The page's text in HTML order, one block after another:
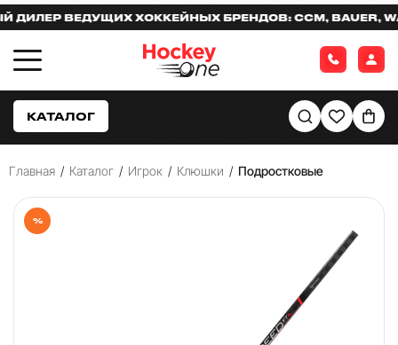
ВЕДУЩИХ ХОККЕЙНЫХ БРЕНДОВ: CCM, BAUER,
КАТАЛОГ
Главная / Каталог / Игрок / Клюшки / Подростковые
%